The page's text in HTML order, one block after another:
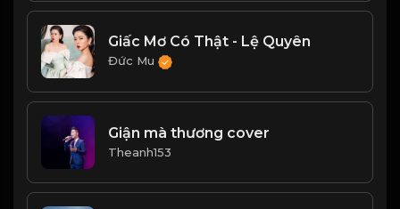
Giấc Mơ Có Thật - Lệ Quyên
Đức Mu
Giận mà thương cover
Theanh153